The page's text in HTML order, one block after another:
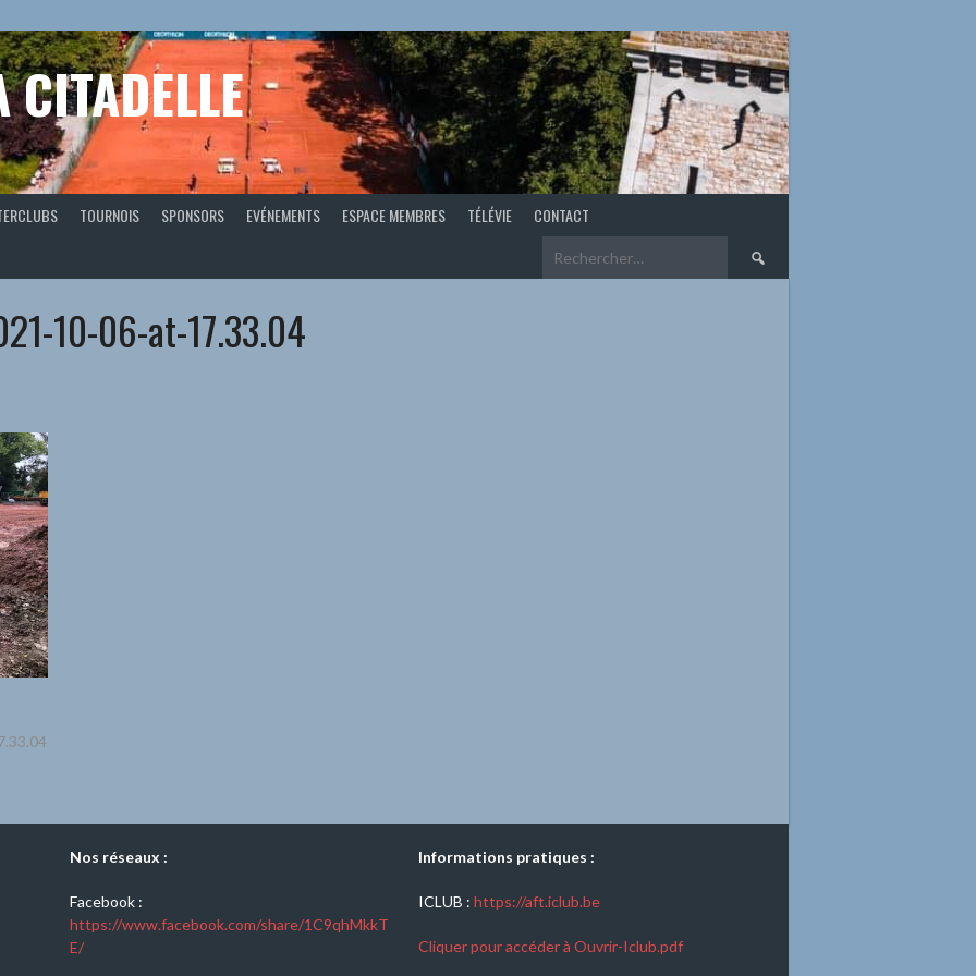
CITADELLE
TOURNOIS SPONSORS EVÉNEMENTS ESPACE MEMBRES TÉLÉVIE CONTACT
Rechercher :
10-06-at-17.33.04
Nos réseaux :
Facebook :
https://www.facebook.com/share/1C9qhMkkT
E/
Informations pratiques :
ICLUB : https://aft.iclub.be
Cliquer pour accéder à Ouvrir-Iclub.pdf